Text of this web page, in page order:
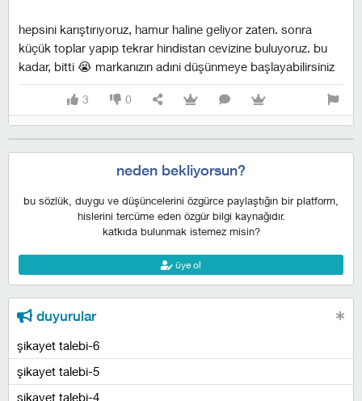
hepsini karıştırıyoruz, hamur haline geliyor zaten. sonra
küçük toplar yapıp tekrar hindistan cevizine buluyoruz. bu
kadar, bitti 😭 markanızın adıni düşünmeye başlayabilirsiniz
3 0
neden bekliyorsun?
bu sözlük, duygu ve düşüncelerini özgürce paylaştığın bir platform,
hislerini tercüme eden özgür bilgi kaynağıdır.
katkıda bulunmak istemez misin?
üye ol
duyurular
şikayet talebi-6
şikayet talebi-5
şikayet talebi-4